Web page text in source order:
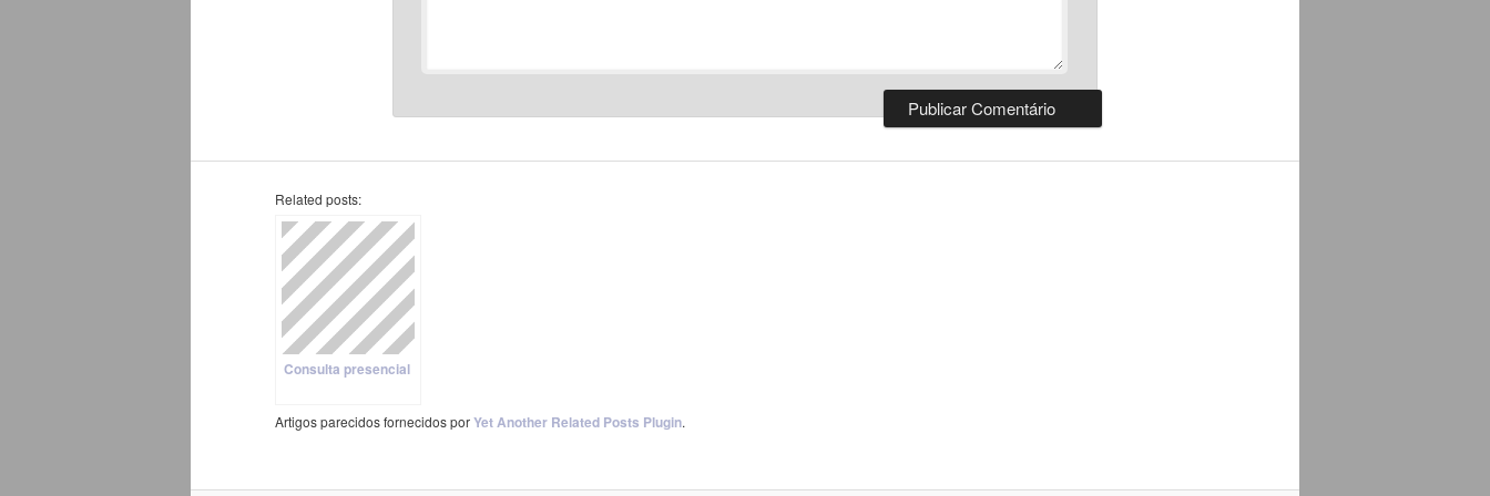
Related posts:
Consulta presencial
Artigos parecidos fornecidos porYet Another Related Posts Plugin.